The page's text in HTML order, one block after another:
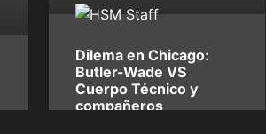
Dilema en Chicago:
Butler-Wade VS
Cuerpo Técnico y
compañeros